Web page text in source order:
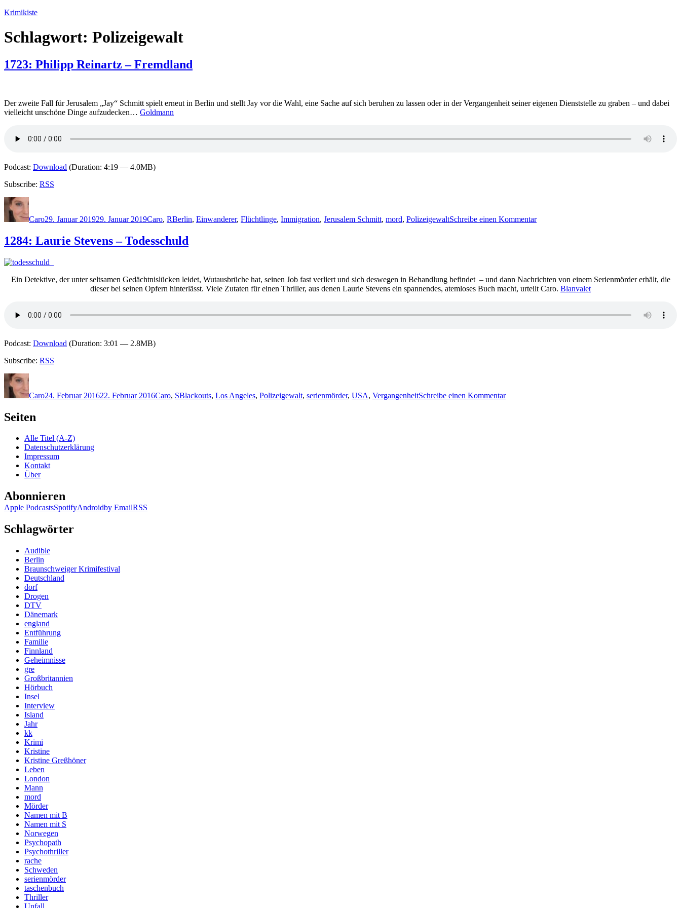
Zum
springen
Krimikiste
Schlagwort: Polizeigewalt
1723: Philipp Reinartz – Fremdland
Der zweite Fall für Jerusalem „Jay“ Schmitt spielt erneut in Berlin und stellt Jay vor die Wahl, eine Sache auf sich beruhen zu lassen oder in der Vergangenheit seiner eigenen Dienststelle zu graben – und dabei
vielleicht unschöne Dinge aufzudecken… Goldmann
Podcast: Download (Duration: 4:19 — 4.0MB)
Subscribe: RSS
Autor
Caro29. Januar 201929. Januar 2019Caro, RBerlin, Einwanderer, Flüchtlinge, Immigration, Jerusalem Schmitt, mord, PolizeigewaltSchreibe einen KommentarPhilipp
1284: Laurie Stevens – Todesschuld
Ein Detektive, der unter seltsamen Gedächtnislücken leidet, Wutausbrüche hat, seinen Job fast verliert und sich deswegen in Behandlung befindet – und dann Nachrichten von einem Serienmörder erhält, die
dieser bei seinen Opfern hinterlässt. Viele Zutaten für einen Thriller, aus denen Laurie Stevens ein spannendes, atemloses Buch macht, urteilt Caro. Blanvalet
Podcast: Download (Duration: 3:01 — 2.8MB)
Subscribe: RSS
Autor
Caro24. Februar 201622. Februar 2016Caro, SBlackouts, Los Angeles, Polizeigewalt, serienmörder, USA, VergangenheitSchreibe einen KommentarLaurie
Seiten
Alle Titel (A-Z)
Datenschutzerklärung
Impressum
Kontakt
Über
Abonnieren
Apple PodcastsSpotifyAndroidby EmailRSS
Schlagwörter
Audible
Berlin
Braunschweiger Krimifestival
Deutschland
dorf
Drogen
DTV
Dänemark
england
Entführung
Familie
Finnland
Geheimnisse
gre
Großbritannien
Hörbuch
Insel
Interview
Island
Jahr
kk
Krimi
Kristine
Kristine Greßhöner
Leben
London
Mann
mord
Mörder
Namen mit B
Namen mit S
Norwegen
Psychopath
Psychothriller
rache
Schweden
serienmörder
taschenbuch
Thriller